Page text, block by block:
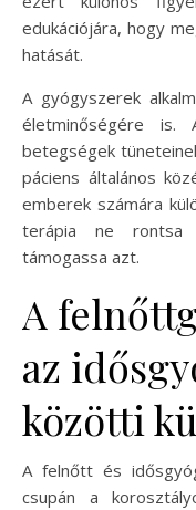
edukációjára, hogy
hatását.
A gyógyszerek
életminőségére is.
betegségek
páciens általános
emberek számára
terápia ne rontsa
támogassa azt.
A
az
közötti
A felnőtt és
csupán a